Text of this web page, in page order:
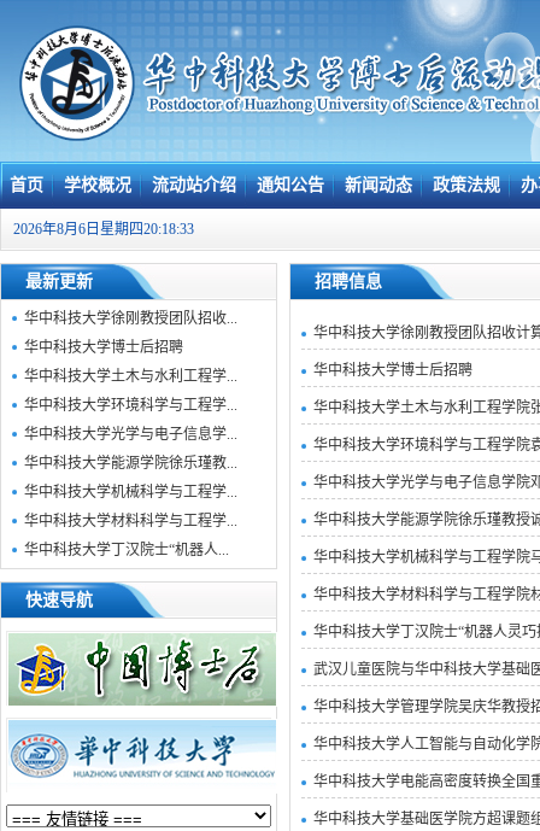
首页 学校概况 流动站介绍 通知公告 新闻动态 政策法规
2026年8月6日星期四20:18:34
最新更新
华中科技大学徐刚教授团队招收...
华中科技大学博士后招聘
华中科技大学土木与水利工程学...
华中科技大学环境科学与工程学...
华中科技大学光学与电子信息学...
华中科技大学能源学院徐乐瑾教...
华中科技大学机械科学与工程学...
华中科技大学材料科学与工程学...
华中科技大学丁汉院士“机器人...
快速导航
招聘信息
华中科技大学徐刚教授团队招收计
华中科技大学博士后招聘
华中科技大学土木与水利工程学院
华中科技大学环境科学与工程学院
华中科技大学光学与电子信息学院
华中科技大学能源学院徐乐瑾教授
华中科技大学机械科学与工程学院
华中科技大学材料科学与工程学
华中科技大学丁汉院士“机器人灵
武汉儿童医院与华中科技大学基础
华中科技大学管理学院吴庆华教授
华中科技大学人工智能与自动化学
华中科技大学电能高密度转换全
华中科技大学基础医学院方超课题